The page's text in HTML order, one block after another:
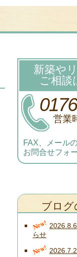
新築や
ご相談
営業
FAX、メール
お問合せフォ
ブログ
New! 2026.8.6
らせ
New!